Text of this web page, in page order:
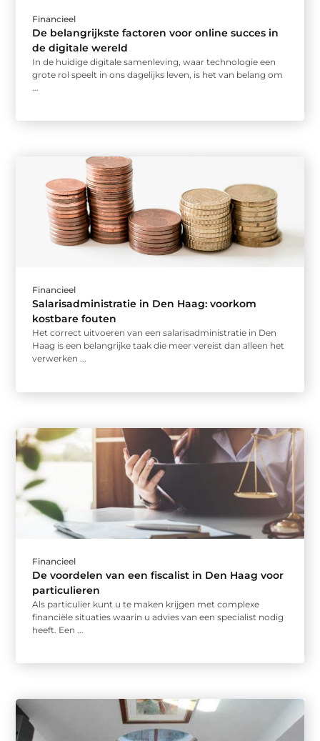
Financieel
De belangrijkste factoren voor online succes in
de digitale wereld
In de huidige digitale samenleving, waar technologie een
grote rol speelt in ons dagelijks leven, is het van belang om
...
Financieel
Salarisadministratie in Den Haag: voorkom
kostbare fouten
Het correct uitvoeren van een salarisadministratie in Den
Haag is een belangrijke taak die meer vereist dan alleen het
verwerken ...
Financieel
De voordelen van een fiscalist in Den Haag voor
particulieren
Als particulier kunt u te maken krijgen met complexe
financiële situaties waarin u advies van een specialist nodig
heeft. Een ...